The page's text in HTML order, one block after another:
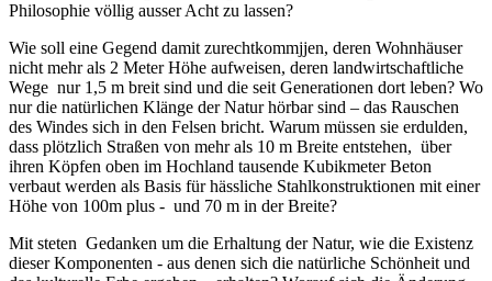
Philosophie völlig ausser Acht zu lassen?
Wie soll eine Gegend damit zurechtkommjjen, deren Wohnhäuser
nicht mehr als 2 Meter Höhe aufweisen, deren landwirtschaftliche
Wege nur 1,5 m breit sind und die seit Generationen dort leben? Wo
nur die natürlichen Klänge der Natur hörbar sind – das Rauschen
des Windes sich in den Felsen bricht. Warum müssen sie erdulden,
dass plötzlich Straßen von mehr als 10 m Breite entstehen, über
ihren Köpfen oben im Hochland tausende Kubikmeter Beton
verbaut werden als Basis für hässliche Stahlkonstruktionen mit einer
Höhe von 100m plus - und 70 m in der Breite?
Mit steten Gedanken um die Erhaltung der Natur, wie die Existenz
dieser Komponenten - aus denen sich die natürliche Schönheit und